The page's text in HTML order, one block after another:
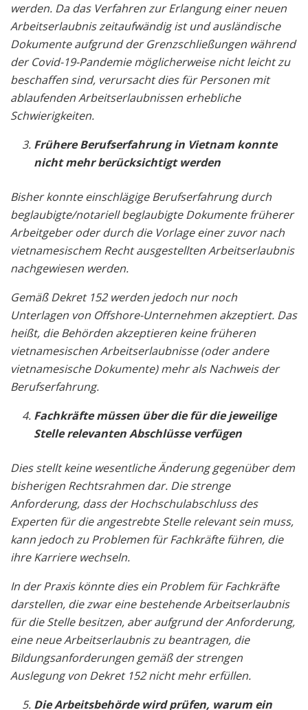
werden. Da das Verfahren zur Erlangung einer neuen
Arbeitserlaubnis zeitaufwändig ist und ausländische
Dokumente aufgrund der Grenzschließungen während
der Covid-19-Pandemie möglicherweise nicht leicht zu
beschaffen sind, verursacht dies für Personen mit
ablaufenden Arbeitserlaubnissen erhebliche
Schwierigkeiten.
Frühere Berufserfahrung in Vietnam konnte
nicht mehr berücksichtigt werden
Bisher konnte einschlägige Berufserfahrung durch
beglaubigte/notariell beglaubigte Dokumente früherer
Arbeitgeber oder durch die Vorlage einer zuvor nach
vietnamesischem Recht ausgestellten Arbeitserlaubnis
nachgewiesen werden.
Gemäß Dekret 152 werden jedoch nur noch
Unterlagen von Offshore-Unternehmen akzeptiert. Das
heißt, die Behörden akzeptieren keine früheren
vietnamesischen Arbeitserlaubnisse (oder andere
vietnamesische Dokumente) mehr als Nachweis der
Berufserfahrung.
Fachkräfte müssen über die für die jeweilige
Stelle relevanten Abschlüsse verfügen
Dies stellt keine wesentliche Änderung gegenüber dem
bisherigen Rechtsrahmen dar. Die strenge
Anforderung, dass der Hochschulabschluss des
Experten für die angestrebte Stelle relevant sein muss,
kann jedoch zu Problemen für Fachkräfte führen, die
ihre Karriere wechseln.
In der Praxis könnte dies ein Problem für Fachkräfte
darstellen, die zwar eine bestehende Arbeitserlaubnis
für die Stelle besitzen, aber aufgrund der Anforderung,
eine neue Arbeitserlaubnis zu beantragen, die
Bildungsanforderungen gemäß der strengen
Auslegung von Dekret 152 nicht mehr erfüllen.
Die Arbeitsbehörde wird prüfen, warum ein